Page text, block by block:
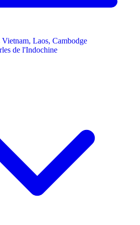
Laos, Cambodge
de l'Indochine